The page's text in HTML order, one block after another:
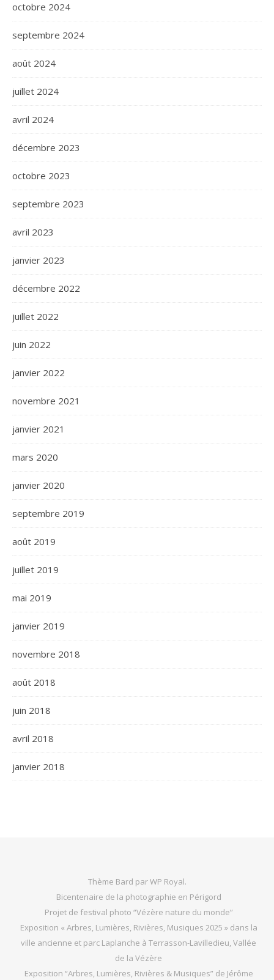
octobre 2024
septembre 2024
août 2024
juillet 2024
avril 2024
décembre 2023
octobre 2023
septembre 2023
avril 2023
janvier 2023
décembre 2022
juillet 2022
juin 2022
janvier 2022
novembre 2021
janvier 2021
mars 2020
janvier 2020
septembre 2019
août 2019
juillet 2019
mai 2019
janvier 2019
novembre 2018
août 2018
juin 2018
avril 2018
janvier 2018
Thème Bard parWP Royal.
Bicentenaire de la photographie en Périgord
Projet de festival photo “Vézère nature du monde”
Exposition « Arbres, Lumières, Rivières, Musiques 2025 » dans la
ville ancienne et parc Laplanche à Terrasson-Lavilledieu, Vallée
de la Vézère
Exposition “Arbres, Lumières, Rivières & Musiques” de Jérôme